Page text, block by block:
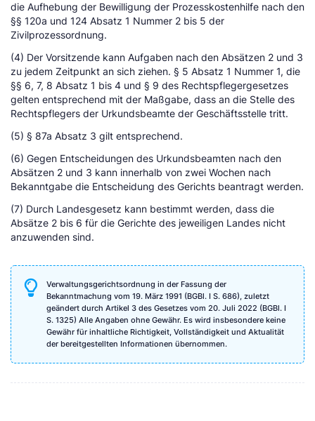
die Aufhebung der Bewilligung der Prozesskostenhilfe nach den
§§ 120a und 124 Absatz 1 Nummer 2 bis 5 der
Zivilprozessordnung.
(4) Der Vorsitzende kann Aufgaben nach den Absätzen 2 und 3
zu jedem Zeitpunkt an sich ziehen. § 5 Absatz 1 Nummer 1, die
§§ 6, 7, 8 Absatz 1 bis 4 und § 9 des Rechtspflegergesetzes
gelten entsprechend mit der Maßgabe, dass an die Stelle des
Rechtspflegers der Urkundsbeamte der Geschäftsstelle tritt.
(5) § 87a Absatz 3 gilt entsprechend.
(6) Gegen Entscheidungen des Urkundsbeamten nach den
Absätzen 2 und 3 kann innerhalb von zwei Wochen nach
Bekanntgabe die Entscheidung des Gerichts beantragt werden.
(7) Durch Landesgesetz kann bestimmt werden, dass die
Absätze 2 bis 6 für die Gerichte des jeweiligen Landes nicht
anzuwenden sind.
Verwaltungsgerichtsordnung in der Fassung der
Bekanntmachung vom 19. März 1991 (BGBl. I S. 686), zuletzt
geändert durch Artikel 3 des Gesetzes vom 20. Juli 2022 (BGBl. I
S. 1325) Alle Angaben ohne Gewähr. Es wird insbesondere keine
Gewähr für inhaltliche Richtigkeit, Vollständigkeit und Aktualität
der bereitgestellten Informationen übernommen.